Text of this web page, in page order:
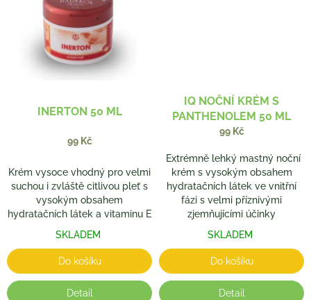
INERTON 50 ML
99 Kč
Krém vysoce vhodný pro velmi
suchou i zvláště citlivou pleť s
vysokým obsahem
hydratačních látek a vitaminu E
SKLADEM
Do košíku
Detail
IQ NOČNÍ KRÉM S
PANTHENOLEM 50 ML
99 Kč
Extrémně lehký mastný noční
krém s vysokým obsahem
hydratačních látek ve vnitřní
fázi s velmi příznivými
zjemňujícími účinky
SKLADEM
Do košíku
Detail